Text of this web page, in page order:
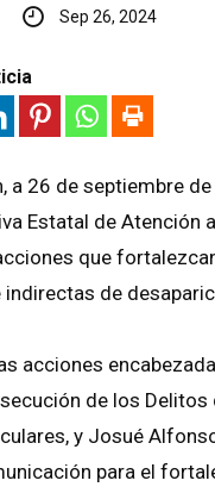
Sep 26, 2024
a 26 de septiembre
Estatal de Atención
que
de
acciones
de los
y Josué
para el